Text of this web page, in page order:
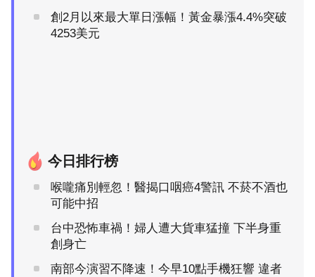
創2月以來最大單日漲幅！黃金暴漲4.4%突破
4253美元
今日排行榜
喉嚨痛別輕忽！醫揭口咽癌4警訊 不菸不酒也
可能中招
台中恐怖車禍！婦人遭大貨車猛撞 下半身重
創身亡
南部今演習不降速！今早10點手機狂響 違者